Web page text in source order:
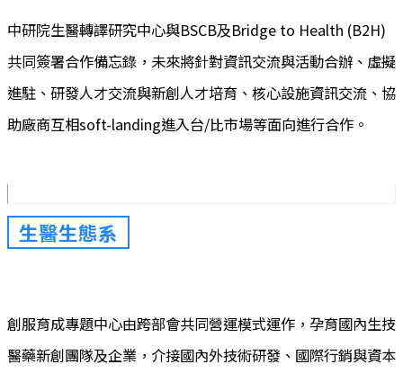
中研院生醫轉譯研究中心與BSCB及Bridge to Health (B2H)
共同簽署合作備忘錄，未來將針對資訊交流與活動合辦、虛擬
進駐、研發人才交流與新創人才培育、核心設施資訊交流、協
助廠商互相soft-landing進入台/比市場等面向進行合作。
生醫生態系
創服育成專題中心由跨部會共同營運模式運作，孕育國內生技
醫藥新創團隊及企業，介接國內外技術研發、國際行銷與資本